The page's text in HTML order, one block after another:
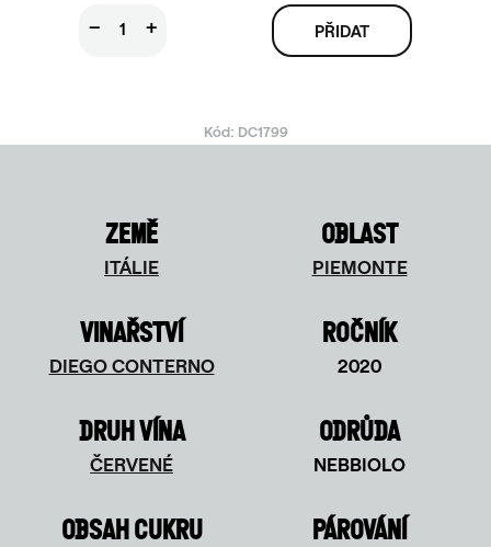
+
−
Kód: DC1799
ZEMĚ
ITÁLIE
OBLAST
PIEMONTE
VINAŘSTVÍ
DIEGO CONTERNO
ROČNÍK
2020
DRUH VÍNA
ČERVENÉ
ODRŮDA
NEBBIOLO
OBSAH CUKRU PÁROVÁNÍ